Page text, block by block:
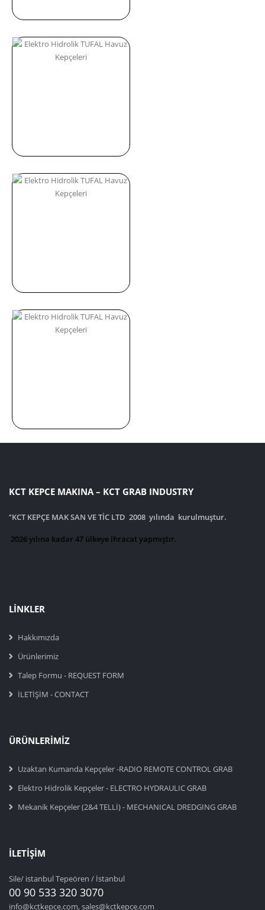
KCT KEPCE MAKINA – KCT GRAB INDUSTRY
‘’KCT KEPÇE MAK SAN VE TİC LTD 2008 yılında kurulmuştur.
2026 yılına kadar 47 ülkeye ihracat yapmıştır.
LINKLER
Hakkımızda
Ürünlerimiz
Talep Formu - REQUEST FORM
İLETİŞİM - CONTACT
ÜRÜNLERIMIZ
Uzaktan Kumanda Kepçeler -RADIO REMOTE CONTROL GRAB
Elektro Hidrolik Kepçeler - ELECTRO HYDRAULIC GRAB
Mekanik Kepçeler (2&4 TELLİ) - MECHANICAL DREDGING GRAB
İLETIŞIM
Sile/ istanbul Tepeören / İstanbul
00 90 533 320 3070
info@kctkepce.com, sales@kctkepce.com